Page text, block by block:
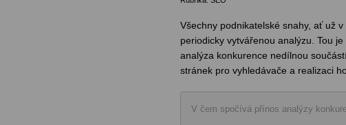
Všechny podnikatelské snahy, ať už
periodicky vytvářenou analýzu. Tou
analýza konkurence nedílnou
stránek pro vyhledávače a realizaci
V čem spočívá přínos analýzy